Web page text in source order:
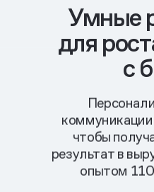
Умные
для
с
коммуникации
чтобы
результат в
опытом